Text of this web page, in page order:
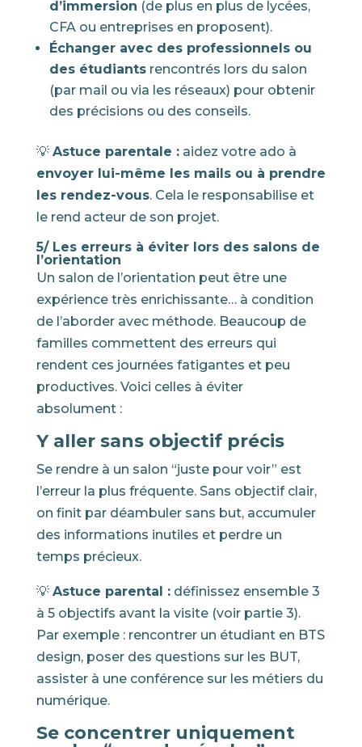
d’immersion (de plus en plus de lycées,
CFA ou entreprises en proposent).
Échanger avec des professionnels ou
des étudiantsrencontrés lors du salon
(par mail ou via les réseaux) pour obtenir
des précisions ou des conseils.
💡 Astuce parentale :aidez votre ado à
envoyer lui-même les mails ou à prendre
les rendez-vous. Cela le responsabilise et
le rend acteur de son projet.
5/ Les erreurs à éviter lors des salons de
l’orientation
Un salon de l’orientation peut être une
expérience très enrichissante… à condition
de l’aborder avec méthode. Beaucoup de
familles commettent des erreurs qui
rendent ces journées fatigantes et peu
productives. Voici celles à éviter
absolument :
Y aller sans objectif précis
Se rendre à un salon “juste pour voir” est
l’erreur la plus fréquente. Sans objectif clair,
on finit par déambuler sans but, accumuler
des informations inutiles et perdre un
temps précieux.
💡 Astuce parental :définissez ensemble 3
à 5 objectifs avant la visite (voir partie 3).
Par exemple : rencontrer un étudiant en BTS
design, poser des questions sur les BUT,
assister à une conférence sur les métiers du
numérique.
Se concentrer uniquement